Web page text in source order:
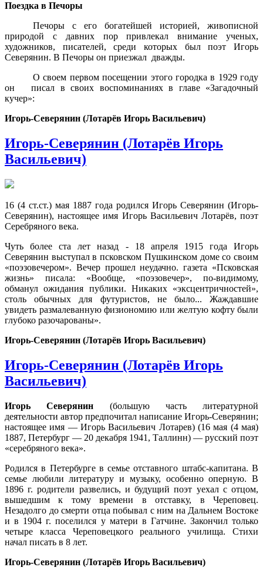
Поездка в Печоры
Печоры с его богатейшей историей, живописной
природой с давних пор привлекал внимание ученых,
художников, писателей, среди которых был поэт Игорь
Северянин. В Печоры он приезжал дважды.
О своем первом посещении этого городка в 1929 году
он писал в своих воспоминаниях в главе «Загадочный
кучер»:
Игорь-Северянин (Лотарёв Игорь Васильевич)
Игорь-Северянин (Лотарёв Игорь
Васильевич)
16 (4 ст.ст.) мая 1887 года родился Игорь Северянин (Игорь-
Северянин), настоящее имя Игорь Васильевич Лотарёв, поэт
Серебряного века.
Чуть более ста лет назад - 18 апреля 1915 года Игорь
Северянин выступал в псковском Пушкинском доме со своим
«поэзовечером». Вечер прошел неудачно. газета «Псковская
жизнь» писала: «Вообще, «поэзовечер», по-видимому,
обманул ожидания публики. Никаких «эксцентричностей»,
столь обычных для футуристов, не было... Жаждавшие
увидеть размалеванную физиономию или желтую кофту были
глубоко разочарованы».
Игорь-Северянин (Лотарёв Игорь Васильевич)
Игорь-Северянин (Лотарёв Игорь
Васильевич)
Игорь Северянин (большую часть литературной
деятельности автор предпочитал написание Игорь-Северянин;
настоящее имя — Игорь Васильевич Лотарев) (16 мая (4 мая)
1887, Петербург — 20 декабря 1941, Таллинн) — русский поэт
«серебряного века».
Родился в Петербурге в семье отставного штабс-капитана. В
семье любили литературу и музыку, особенно оперную. В
1896 г. родители развелись, и будущий поэт уехал с отцом,
вышедшим к тому времени в отставку, в Череповец.
Незадолго до смерти отца побывал с ним на Дальнем Востоке
и в 1904 г. поселился у матери в Гатчине. Закончил только
четыре класса Череповецкого реального училища. Стихи
начал писать в 8 лет.
Игорь-Северянин (Лотарёв Игорь Васильевич)